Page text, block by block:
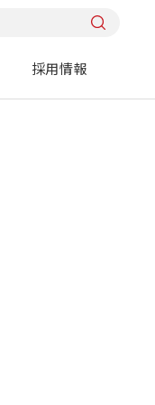
採用情報